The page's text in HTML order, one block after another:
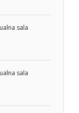
sala
sala